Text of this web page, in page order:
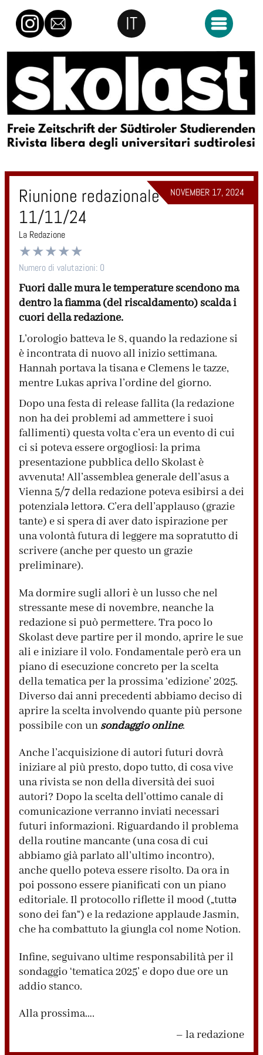
Skolast
IT Aprire il
NOVEMBER 17, 2024
Riunione redazionale del
11/11/24
La Redazione
★
★
★
★
★
Numero di valutazioni: 0
Fuori dalle mura le temperature scendono ma
dentro la fiamma (del riscaldamento) scalda i
cuori della redazione.
L’orologio batteva le 8, quando la redazione si
è incontrata di nuovo all inizio settimana.
Hannah portava la tisana e Clemens le tazze,
mentre Lukas apriva l’ordine del giorno.
Dopo una festa di release fallita (la redazione
non ha dei problemi ad ammettere i suoi
fallimenti) questa volta c’era un evento di cui
ci si poteva essere orgogliosi: la prima
presentazione pubblica dello Skolast è
avvenuta! All’assemblea generale dell’asus a
Vienna 5/7 della redazione poteva esibirsi a dei
potenzialə lettorə. C’era dell’applauso (grazie
tante) e si spera di aver dato ispirazione per
una volontà futura di leggere ma sopratutto di
scrivere (anche per questo un grazie
preliminare).
Ma dormire sugli allori è un lusso che nel
stressante mese di novembre, neanche la
redazione si può permettere. Tra poco lo
Skolast deve partire per il mondo, aprire le sue
ali e iniziare il volo. Fondamentale però era un
piano di esecuzione concreto per la scelta
della tematica per la prossima ‘edizione’ 2025.
Diverso dai anni precedenti abbiamo deciso di
aprire la scelta involvendo quante più persone
possibile con un sondaggio online.
Anche l’acquisizione di autori futuri dovrà
iniziare al più presto, dopo tutto, di cosa vive
una rivista se non della diversità dei suoi
autori? Dopo la scelta dell’ottimo canale di
comunicazione verranno inviati necessari
futuri informazioni. Riguardando il problema
della routine mancante (una cosa di cui
abbiamo già parlato all’ultimo incontro),
anche quello poteva essere risolto. Da ora in
poi possono essere pianificati con un piano
editoriale. Il protocollo riflette il mood („tuttə
sono dei fan“) e la redazione applaude Jasmin,
che ha combattuto la giungla col nome Notion.
Infine, seguivano ultime responsabilità per il
sondaggio ‘tematica 2025’ e dopo due ore un
addio stanco.
Alla prossima….
– la redazione